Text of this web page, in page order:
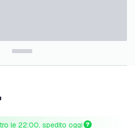
le 22:00, spedito oggi